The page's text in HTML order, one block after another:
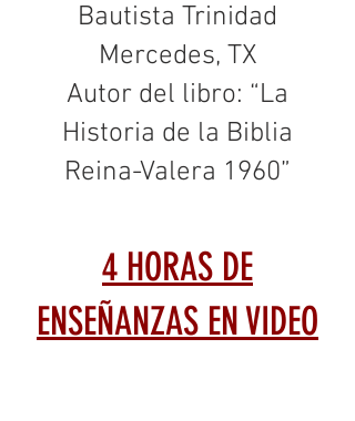
Bautista Trinidad
Mercedes, TX
Autor del libro: “La
Historia de la Biblia
Reina-Valera 1960”
4 HORAS DE
ENSEÑANZAS EN VIDEO